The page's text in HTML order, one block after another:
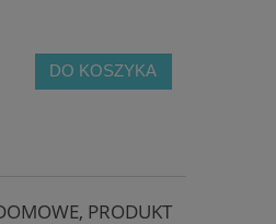
DO KOSZYKA
PRODUKT